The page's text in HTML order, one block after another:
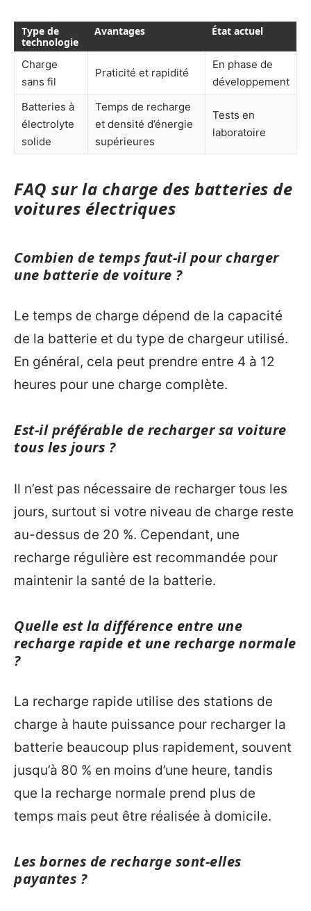
Type de
technologie
Avantages État actuel
Charge
sans fil
Praticité et rapidité
En phase de
développement
Batteries à
électrolyte
solide
Temps de recharge
et densité d’énergie
supérieures
Tests en
laboratoire
FAQ sur la charge des batteries de
voitures électriques
Combien de temps faut-il pour charger
une batterie de voiture ?
Le temps de charge dépend de la capacité
de la batterie et du type de chargeur utilisé.
En général, cela peut prendre entre 4 à 12
heures pour une charge complète.
Est-il préférable de recharger sa voiture
tous les jours ?
Il n’est pas nécessaire de recharger tous les
jours, surtout si votre niveau de charge reste
au-dessus de 20 %. Cependant, une
recharge régulière est recommandée pour
maintenir la santé de la batterie.
Quelle est la différence entre une
recharge rapide et une recharge normale
?
La recharge rapide utilise des stations de
charge à haute puissance pour recharger la
batterie beaucoup plus rapidement, souvent
jusqu’à 80 % en moins d’une heure, tandis
que la recharge normale prend plus de
temps mais peut être réalisée à domicile.
Les bornes de recharge sont-elles
payantes ?